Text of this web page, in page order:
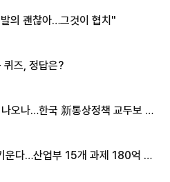
의 괜찮아…그것이 협치"
퀴즈, 정답은?
오나…한국 新통상정책 교두보 활
운다…산업부 15개 과제 180억 지